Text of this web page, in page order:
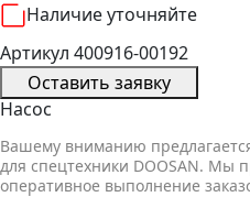
Наличие уточняйте
Артикул 400916-00192
Оставить заявку
Насос
Вашему вниманию
для спецтехники DOOSAN. Мы
оперативное выполнение